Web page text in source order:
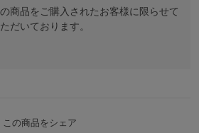
商品をご購入されたお客様に限らせて
だいております。
この商品をシェア